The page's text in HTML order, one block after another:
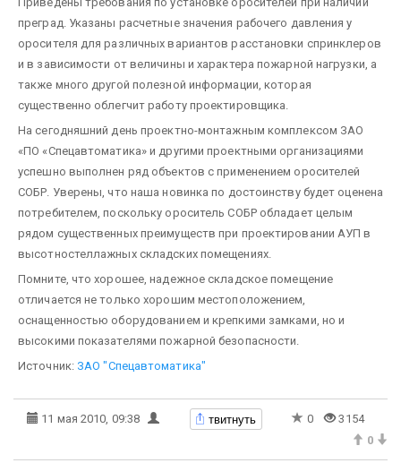
преград. Указаны расчетные значения рабочего давления у
оросителя для различных вариантов расстановки спринклеров
и в зависимости от величины и характера пожарной нагрузки, а
также много другой полезной информации, которая
существенно облегчит работу проектировщика.
На сегодняшний день проектно-монтажным комплексом ЗАО
«ПО «Спецавтоматика» и другими проектными организациями
успешно выполнен ряд объектов с применением оросителей
СОБР. Уверены, что наша новинка по достоинству будет оценена
потребителем, поскольку ороситель СОБР обладает целым
рядом существенных преимуществ при проектировании АУП в
высотностеллажных складских помещениях.
Помните, что хорошее, надежное складское помещение
отличается не только хорошим местоположением,
оснащенностью оборудованием и крепкими замками, но и
высокими показателями пожарной безопасности.
Источник: ЗАО "Спецавтоматика"
11 мая 2010, 09:38 твитнуть 0
3154
0